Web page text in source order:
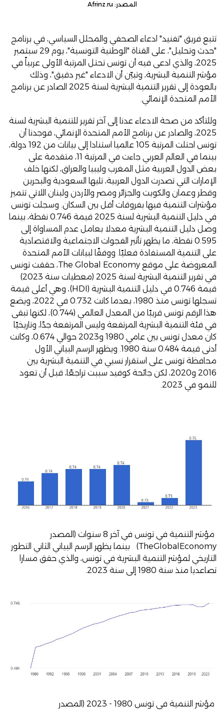
المصدر: Afrinz.ru
تتبع فريق "تفنيد" ادعاء الصحفي والمحلل السياسي، في برنامج
"حدث وتحليل"، على القناة "الوطنية التونسية"، يوم 29 سبتمبر
2025، والذي ادعى فيه أن تونس تحتل المرتبة الأولى عربياً في
مؤشر التنمية البشرية، وتبيّن أن الادعاء "غير دقيق"، وذلك
بالعودة إلى تقرير التنمية البشرية لسنة 2025 الصادر عن برنامج
الأمم المتحدة الإنمائي.
وللتأكد من صحة الادعاء عدنا إلى آخر تقرير للتنمية البشرية لسنة
2025، والصادر عن برنامج الأمم المتحدة الإنمائي، فوجدنا أن
تونس احتلت المرتبة 105 عالميا استنادا إلى بيانات من 192 دولة،
بينما في العالم العربي جاءت في المرتبة 11، متقدمة على
بعض الدول العربية مثل المغرب وليبيا والعراق، لكنها خلف
الإمارات التي تصدرت الدول العربية، تليها السعودية والبحرين
وقطر وعمان والكويت والجزائر ومصر والأردن ولبنان اللاتي تتميز
مؤشرات التنمية فيها بفروقات أقل بين السكان. وسجلت تونس
في دليل التنمية البشرية لسنة 2025 قيمة 0.746 نقطة، بينما
وصل دليل التنمية البشرية معدلا بعامل عدم المساواة إلى
0.595 نقطة، ما يظهر تأثير الفجوات الاجتماعية والاقتصادية
على التنمية المستفادة فعليًا. ووفقًا لبيانات الأمم المتحدة
المعروضة على موقع The Global Economy، حققت تونس
في تقرير التنمية البشرية لسنة 2025 (معطيات سنة 2023)
قيمة 0.746 في دليل التنمية البشرية (HDI)، وهي أعلى قيمة
تسجلها تونس منذ 1980، بعدما كانت 0.732 في 2022، ويضع
هذا الرقم تونس قريبًا من المعدل العالمي (0.744)، لكنها تبقى
في فئة التنمية البشرية المرتفعة وليس المرتفعة جدًا، وتاريخيًا
كان معدل تونس بين عامي 1980 و2023 حوالي 0.674، وكانت
أدنى قيمة 0.484 سنة 1980. ويظهر الرسم البياني الأول
محافظة تونس على استقرار نسبي في التنمية البشرية بين
2016 و2020، لكن جائحة كوفيد سببت تراجعًا، قبل أن تعود
للنمو في 2023.
مؤشر التنمية في تونس في آخر 8 سنوات (المصدر
TheGlobalEconomy) بينما يظهر الرسم البياني الثاني التطور
التاريخي لمؤشر التنمية البشرية في تونس، والذي حقق مسارا
تصاعديا منذ سنة 1980 إلى سنة 2023.
مؤشر التنمية في تونس 1980 - 2023 (المصدر